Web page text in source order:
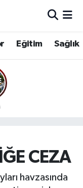
Eğitim Sağlık
CEZA
havzasında